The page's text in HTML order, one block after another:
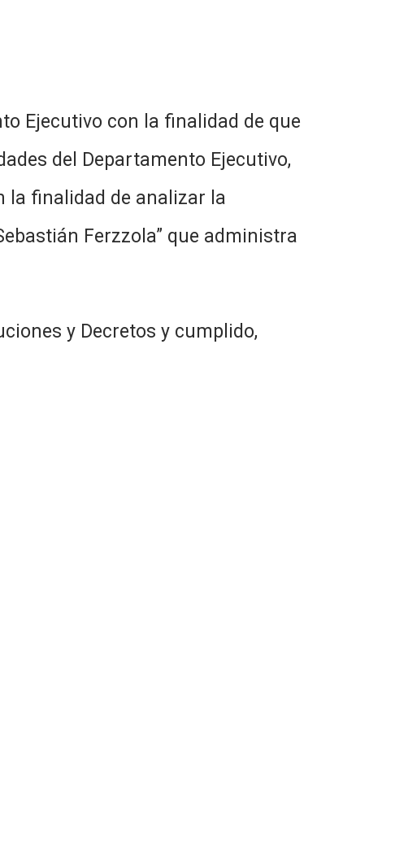
Ejecutivo con la finalidad de que
del Departamento Ejecutivo,
la finalidad de analizar la
Ferzzola” que administra
y Decretos y cumplido,